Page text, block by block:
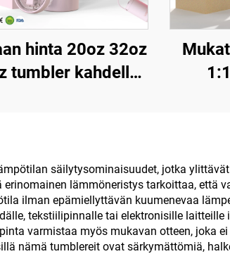
hinta 20oz 32oz
tumbler kahdella
ruostumaton
säilytysominaisuudet, jotka
lämmöneristys tarkoittaa,
ilman epämiellyttävän kuumenevaa
tekstiilipinnalle tai elektronisille
varmistaa myös mukavan otteen, joka
nämä tumblereit ovat särkymättömiä,